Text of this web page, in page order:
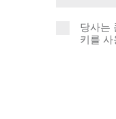
당사는
키를